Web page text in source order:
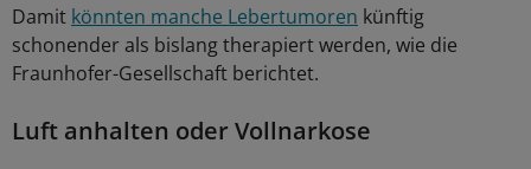
Damit könnten manche Lebertumoren künftig
schonender als bislang therapiert werden, wie die
Fraunhofer-Gesellschaft berichtet.
Luft anhalten oder Vollnarkose